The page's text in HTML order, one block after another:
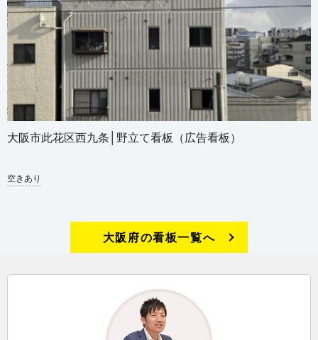
大阪市此花区西九条│野立て看板（広告看板）
空きあり
大阪府の看板一覧へ